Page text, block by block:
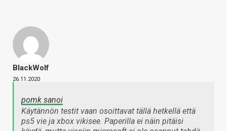
BlackWolf
26.11.2020
pomk sanoi
Käytännön testit vaan osoittavat tällä hetkellä että
ps5 vie ja xbox vikisee. Paperilla ei näin pitäisi